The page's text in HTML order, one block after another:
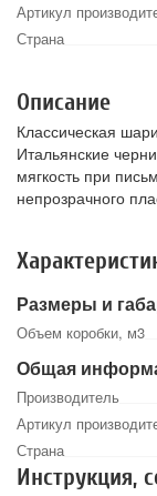
Артикул
Страна
Описание
Классическая
Итальянские
мягкость при
непрозрачного
Размеры и
Объем коробки, м3
Общая
Производитель
Артикул
Страна
Инструкция,